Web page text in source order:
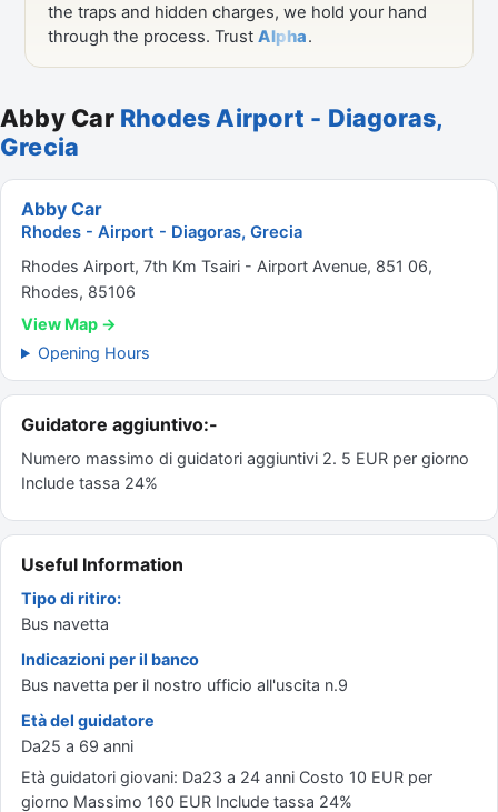
Abby Car Rhodes Airport - Diagoras,
Grecia
Abby Car
Rhodes - Airport - Diagoras, Grecia
Rhodes Airport, 7th Km Tsairi - Airport Avenue, 851 06,
Rhodes, 85106
View Map →
Opening Hours
Guidatore aggiuntivo:-
Numero massimo di guidatori aggiuntivi 2. 5 EUR per giorno
Include tassa 24%
Useful Information
Tipo di ritiro:
Bus navetta
Indicazioni per il banco
Bus navetta per il nostro ufficio all'uscita n.9
Età del guidatore
Da25 a 69 anni
Età guidatori giovani: Da23 a 24 anni Costo 10 EUR per
giorno Massimo 160 EUR Include tassa 24%